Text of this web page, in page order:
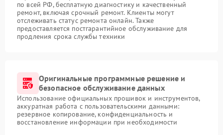
по всей РФ, бесплатную диагностику и качественный
ремонт, включая срочный ремонт. Клиенты могут
отслеживать статус ремонта онлайн. Также
предоставляется постгарантийное обслуживание для
продления срока службы техники
Оригинальные программные решение и
безопасное обслуживание данных
Использование официальных прошивок и инструментов,
аккуратная работа с пользовательскими данными:
резервное копирование, конфиденциальность и
восстановление информации при необходимости